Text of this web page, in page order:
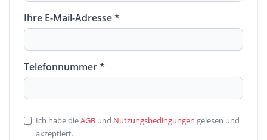
Ihre E-Mail-Adresse *
Telefonnummer *
Ich habe dieAGB und Nutzungsbedingungen gelesen und
akzeptiert.